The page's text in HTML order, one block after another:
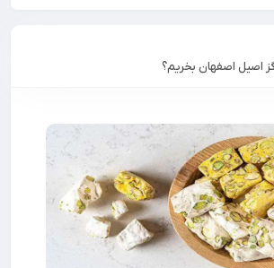
اصیل اصفهان بخریم؟